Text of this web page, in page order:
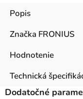
Popis
Značka FRONIUS
Hodnotenie
Technická
Dodatočné